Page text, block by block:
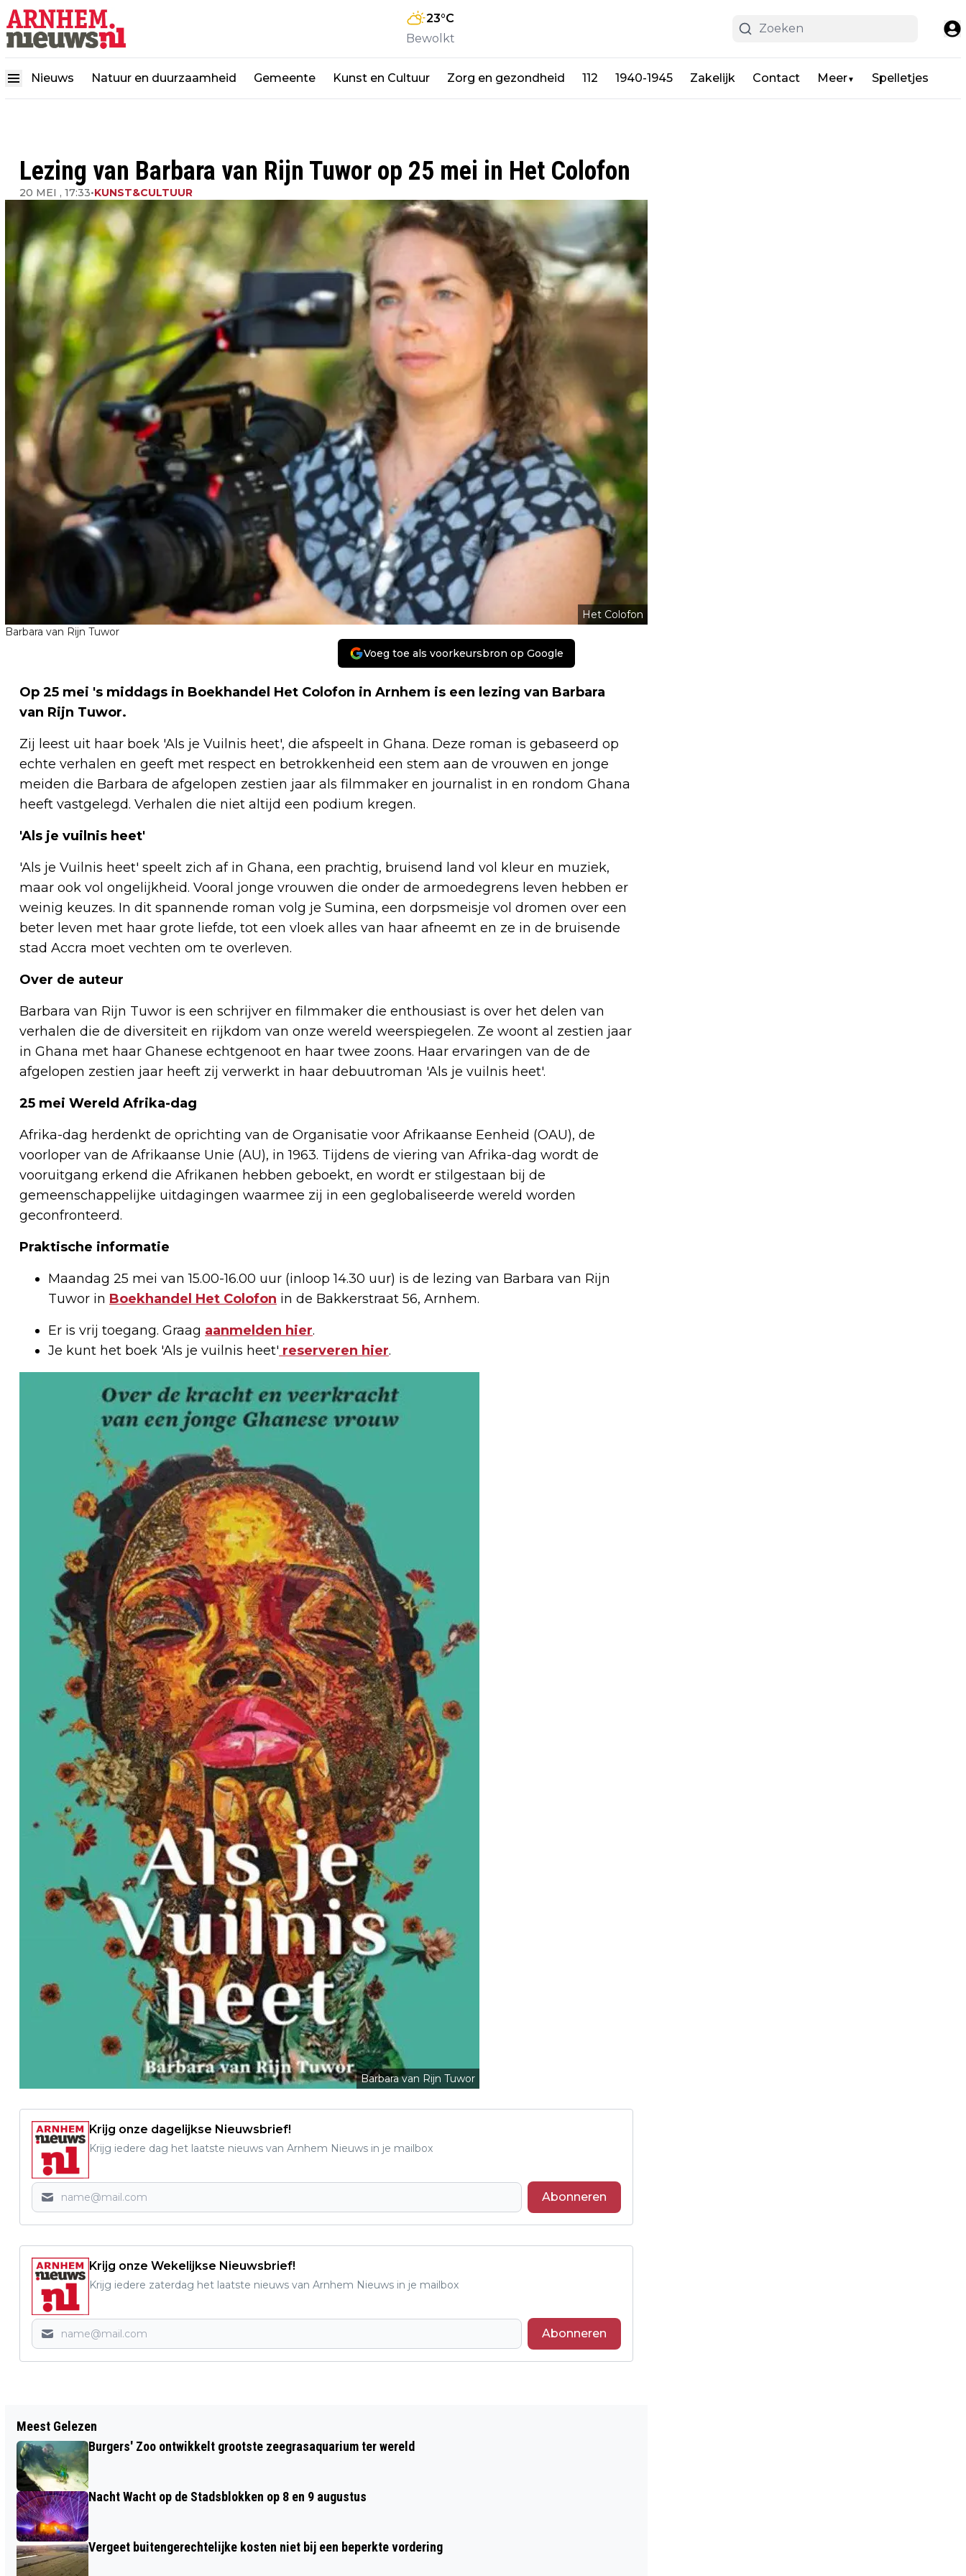
23°C
Bewolkt
Nieuws Natuur en duurzaamheid Gemeente Kunst en Cultuur Zorg en gezondheid 112 1940-1945 Zakelijk Contact Meer▼ Spelletjes
Lezing van Barbara van Rijn Tuwor op 25 mei in Het Colofon
20 MEI , 17:33•KUNST&CULTUUR
Het Colofon
Barbara van Rijn Tuwor
Voeg toe als voorkeursbron op Google
Op 25 mei 's middags in Boekhandel Het Colofon in Arnhem is een lezing van Barbara
van Rijn Tuwor.
Zij leest uit haar boek 'Als je Vuilnis heet', die afspeelt in Ghana. Deze roman is gebaseerd op
echte verhalen en geeft met respect en betrokkenheid een stem aan de vrouwen en jonge
meiden die Barbara de afgelopen zestien jaar als filmmaker en journalist in en rondom Ghana
heeft vastgelegd. Verhalen die niet altijd een podium kregen.
'Als je vuilnis heet'
'Als je Vuilnis heet' speelt zich af in Ghana, een prachtig, bruisend land vol kleur en muziek,
maar ook vol ongelijkheid. Vooral jonge vrouwen die onder de armoedegrens leven hebben er
weinig keuzes. In dit spannende roman volg je Sumina, een dorpsmeisje vol dromen over een
beter leven met haar grote liefde, tot een vloek alles van haar afneemt en ze in de bruisende
stad Accra moet vechten om te overleven.
Over de auteur
Barbara van Rijn Tuwor is een schrijver en filmmaker die enthousiast is over het delen van
verhalen die de diversiteit en rijkdom van onze wereld weerspiegelen. Ze woont al zestien jaar
in Ghana met haar Ghanese echtgenoot en haar twee zoons. Haar ervaringen van de de
afgelopen zestien jaar heeft zij verwerkt in haar debuutroman 'Als je vuilnis heet'.
25 mei Wereld Afrika-dag
Afrika-dag herdenkt de oprichting van de Organisatie voor Afrikaanse Eenheid (OAU), de
voorloper van de Afrikaanse Unie (AU), in 1963. Tijdens de viering van Afrika-dag wordt de
vooruitgang erkend die Afrikanen hebben geboekt, en wordt er stilgestaan ​​bij de
gemeenschappelijke uitdagingen waarmee zij in een geglobaliseerde wereld worden
geconfronteerd.
Praktische informatie
Maandag 25 mei van 15.00-16.00 uur (inloop 14.30 uur) is de lezing van Barbara van Rijn
Tuwor in Boekhandel Het Colofon in de Bakkerstraat 56, Arnhem.
Er is vrij toegang. Graag aanmelden hier.
Je kunt het boek 'Als je vuilnis heet' reserveren hier.
Barbara van Rijn Tuwor
Krijg onze dagelijkse Nieuwsbrief!
Krijg iedere dag het laatste nieuws van Arnhem Nieuws in je mailbox
Abonneren
Krijg onze Wekelijkse Nieuwsbrief!
Krijg iedere zaterdag het laatste nieuws van Arnhem Nieuws in je mailbox
Abonneren
PINKSTERWEEKEND FEEST OP 23 EN 24
MEI IN TUIN DE LAGE OORSPRONG
VELP OP 24 MEI
Meest Gelezen
Burgers' Zoo ontwikkelt grootste zeegrasaquarium ter wereld
Nacht Wacht op de Stadsblokken op 8 en 9 augustus
Vergeet buitengerechtelijke kosten niet bij een beperkte vordering